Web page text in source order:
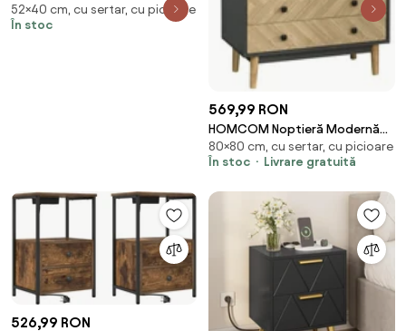
ADRK Furniture (Culoare:
Natural)
52×40 cm, cu sertar, cu picioare
În stoc
569,99 RON
HOMCOM Noptieră Modernă
din Lemn cu 5 Sertare și Picioare
Ridicate din Pin, Design Elegant,
Romania
80×80 cm, cu sertar, cu picioare
În stoc
Livrare gratuită
526,99 RON